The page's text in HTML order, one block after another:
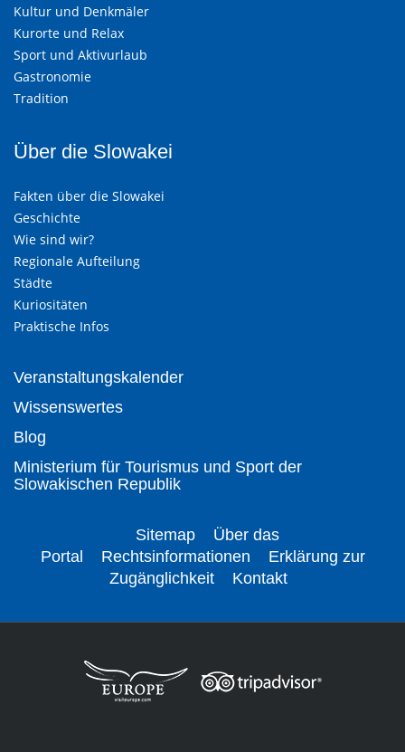
Kultur und Denkmäler
Kurorte und Relax
Sport und Aktivurlaub
Gastronomie
Tradition
Über die Slowakei
Fakten über die Slowakei
Geschichte
Wie sind wir?
Regionale Aufteilung
Städte
Kuriositäten
Praktische Infos
Veranstaltungskalender
Wissenswertes
Blog
Ministerium für Tourismus und Sport der
Slowakischen Republik
Sitemap
Über das
Portal
Rechtsinformationen
Erklärung zur
Zugänglichkeit
Kontakt